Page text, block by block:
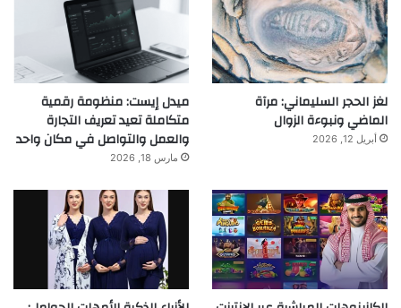
لغز الحجر السليماني: مرآة
الماضي ونبوءة الزوال
أبريل 12, 2026
ميدل إيست: منظومة رقمية
متكاملة تعيد تعريف التجارة
والعمل والتواصل في مكان واحد
مارس 18, 2026